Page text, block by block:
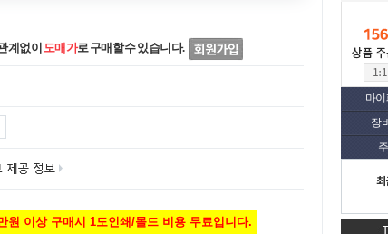
마
장
계없이 도매가로 구매할 수 있습니다.
원 이상 구매시 1도인쇄/몰드 비용 무료입니다.